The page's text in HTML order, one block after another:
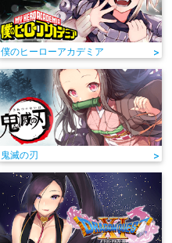
僕のヒーローアカデミア >
鬼滅の刃 >